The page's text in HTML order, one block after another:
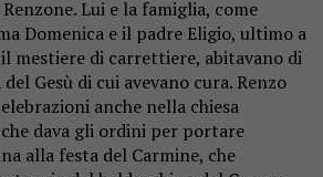
Lui e la famiglia, come
Domenica e il padre Eligio, ultimo a
mestiere di carrettiere, abitavano di
Gesù di cui avevano cura. Renzo
anche nella chiesa
dava gli ordini per portare
alla festa del Carmine, che